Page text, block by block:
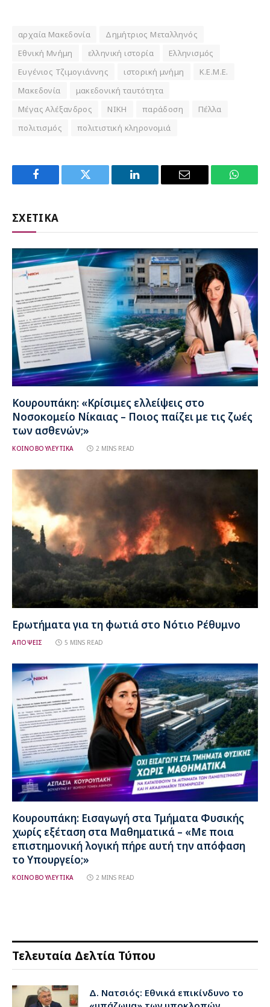
αρχαία Μακεδονία
Δημήτριος Μεταλληνός
Εθνική Μνήμη
ελληνική ιστορία
Ελληνισμός
Ευγένιος Τζιμογιάννης
ιστορική μνήμη
Κ.Ε.Μ.Ε.
Μακεδονία
μακεδονική ταυτότητα
Μέγας Αλέξανδρος
ΝΙΚΗ παράδοση
Πέλλα
πολιτισμός
πολιτιστική κληρονομιά
Facebook Twitter LinkedIn Email
ΣΧΕΤΙΚΑ
Κουρουπάκη: «Κρίσιμες ελλείψεις στο
Νοσοκομείο Νίκαιας – Ποιος παίζει με τις ζωές
των ασθενών;»
ΚΟΙΝΟΒΟΥΛΕΥΤΙΚΑ 2 MINS READ
Ερωτήματα για τη φωτιά στο Νότιο Ρέθυμνο
ΑΠΟΨΕΙΣ 5 MINS READ
Κουρουπάκη: Εισαγωγή στα Τμήματα Φυσικής
χωρίς εξέταση στα Μαθηματικά – «Με ποια
επιστημονική λογική πήρε αυτή την απόφαση
το Υπουργείο;»
ΚΟΙΝΟΒΟΥΛΕΥΤΙΚΑ 2 MINS READ
Τελευταία Δελτία Τύπου
Δ. Νατσιός: Εθνικά επικίνδυνο το